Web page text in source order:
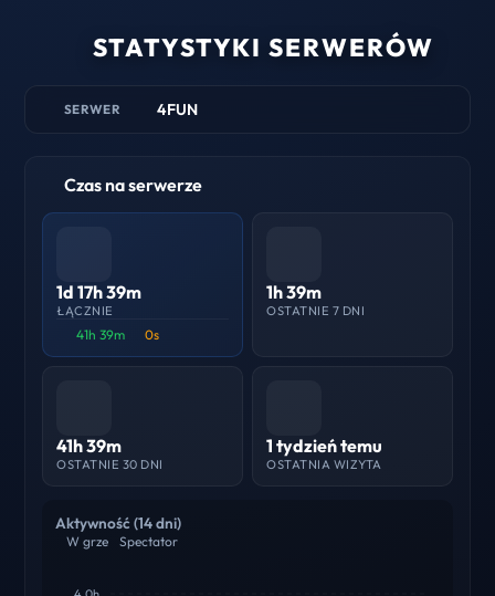
STATYSTYKI SERWERÓW
SERWER 4FUN
Czas na serwerze
1d 17h 39m
ŁĄCZNIE
41h 39m 0s
1h 39m
OSTATNIE 7 DNI
41h 39m
OSTATNIE 30 DNI
1 tydzień temu
OSTATNIA WIZYTA
Aktywność (14 dni)
W grze Spectator